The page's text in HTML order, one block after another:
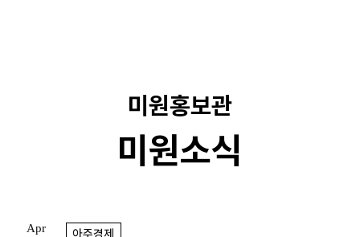
미원홍보관
미원소식
Apr 아주경제